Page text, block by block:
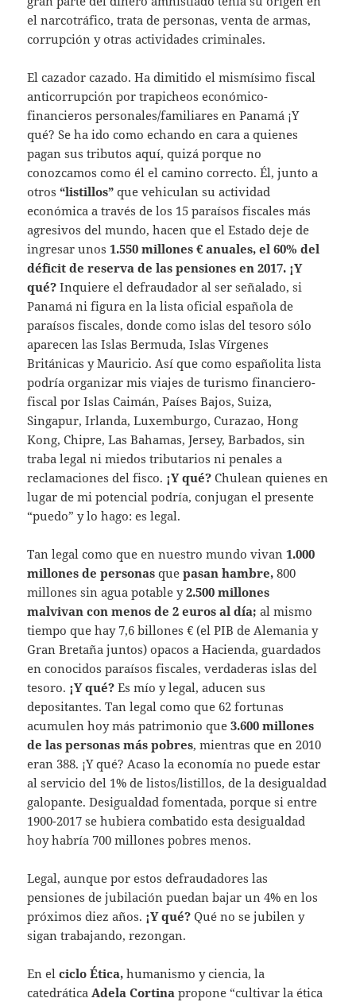
el narcotráfico, trata de personas, venta de armas,
corrupción y otras actividades criminales.
El cazador cazado. Ha dimitido el mismísimo fiscal
anticorrupción por trapicheos económico-
financieros personales/familiares en Panamá ¡Y
qué? Se ha ido como echando en cara a quienes
pagan sus tributos aquí, quizá porque no
conozcamos como él el camino correcto. Él, junto a
otros“listillos” que vehiculan su actividad
económica a través de los 15 paraísos fiscales más
agresivos del mundo, hacen que el Estado deje de
ingresar unos 1.550 millones € anuales, el 60% del
déficit de reserva de las pensiones en 2017. ¡Y
qué? Inquiere el defraudador al ser señalado, si
Panamá ni figura en la lista oficial española de
paraísos fiscales, donde como islas del tesoro sólo
aparecen las Islas Bermuda, Islas Vírgenes
Británicas y Mauricio. Así que como españolita lista
podría organizar mis viajes de turismo financiero-
fiscal por Islas Caimán, Países Bajos, Suiza,
Singapur, Irlanda, Luxemburgo, Curazao, Hong
Kong, Chipre, Las Bahamas, Jersey, Barbados, sin
traba legal ni miedos tributarios ni penales a
reclamaciones del fisco. ¡Y qué? Chulean quienes en
lugar de mi potencial podría, conjugan el presente
“puedo” y lo hago: es legal.
Tan legal como que en nuestro mundo vivan1.000
millones de personas quepasan hambre, 800
millones sin agua potable y2.500 millones
malvivan con menos de 2 euros al día; al mismo
tiempo que hay 7,6 billones € (el PIB de Alemania y
Gran Bretaña juntos) opacos a Hacienda, guardados
en conocidos paraísos fiscales, verdaderas islas del
tesoro. ¡Y qué? Es mío y legal, aducen sus
depositantes. Tan legal como que 62 fortunas
acumulen hoy más patrimonio que3.600 millones
de las personas más pobres, mientras que en 2010
eran 388. ¡Y qué? Acaso la economía no puede estar
al servicio del 1% de listos/listillos, de la desigualdad
galopante. Desigualdad fomentada, porque si entre
1900-2017 se hubiera combatido esta desigualdad
hoy habría 700 millones pobres menos.
Legal, aunque por estos defraudadores las
pensiones de jubilación puedan bajar un 4% en los
próximos diez años. ¡Y qué? Qué no se jubilen y
sigan trabajando, rezongan.
En elciclo Ética, humanismo y ciencia, la
catedrática Adela Cortina propone “cultivar la ética